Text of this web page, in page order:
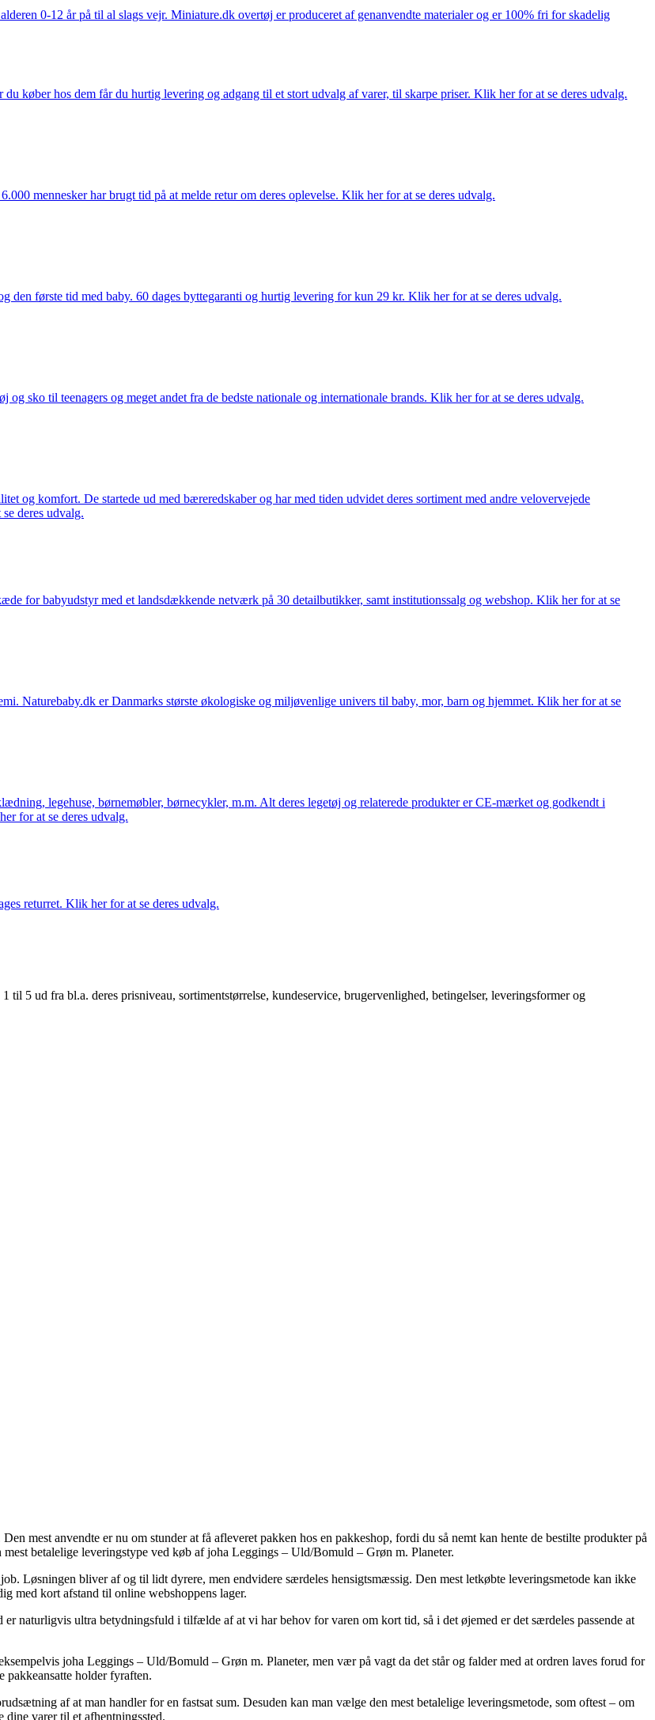
0-12 år på til al slags vejr. Miniature.dk overtøj er produceret af genanvendte materialer og er 100% fri for skadelig
køber hos dem får du hurtig levering og adgang til et stort udvalg af varer, til skarpe priser. Klik her for at se deres udvalg.
mennesker har brugt tid på at melde retur om deres oplevelse. Klik her for at se deres udvalg.
første tid med baby. 60 dages byttegaranti og hurtig levering for kun 29 kr. Klik her for at se deres udvalg.
sko til teenagers og meget andet fra de bedste nationale og internationale brands. Klik her for at se deres udvalg.
og komfort. De startede ud med bæreredskaber og har med tiden udvidet deres sortiment med andre velovervejede
deres udvalg.
for babyudstyr med et landsdækkende netværk på 30 detailbutikker, samt institutionssalg og webshop. Klik her for at se
Naturebaby.dk er Danmarks største økologiske og miljøvenlige univers til baby, mor, barn og hjemmet. Klik her for at se
legehuse, børnemøbler, børnecykler, m.m. Alt deres legetøj og relaterede produkter er CE-mærket og godkendt i
for at se deres udvalg.
returret. Klik her for at se deres udvalg.
til 5 ud fra bl.a. deres prisniveau, sortimentstørrelse, kundeservice, brugervenlighed, betingelser, leveringsformer og
mest anvendte er nu om stunder at få afleveret pakken hos en pakkeshop, fordi du så nemt kan hente de bestilte produkter på
betalelige leveringstype ved køb af joha Leggings – Uld/Bomuld – Grøn m. Planeter.
Løsningen bliver af og til lidt dyrere, men endvidere særdeles hensigtsmæssig. Den mest letkøbte leveringsmetode kan ikke
med kort afstand til online webshoppens lager.
naturligvis ultra betydningsfuld i tilfælde af at vi har behov for varen om kort tid, så i det øjemed er det særdeles passende at
joha Leggings – Uld/Bomuld – Grøn m. Planeter, men vær på vagt da det står og falder med at ordren laves forud for
pakkeansatte holder fyraften.
af at man handler for en fastsat sum. Desuden kan man vælge den mest betalelige leveringsmetode, som oftest – om
varer til et afhentningssted.